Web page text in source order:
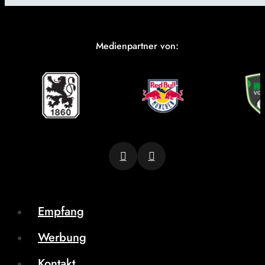
Medienpartner von:
Empfang
Werbung